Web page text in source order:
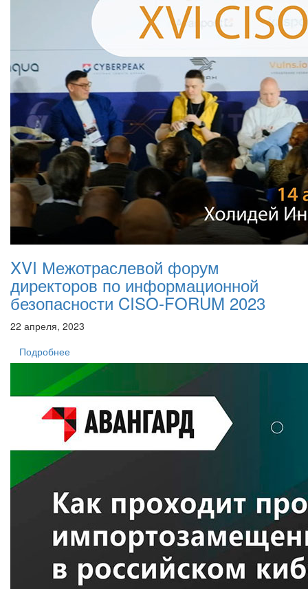
XVI Межотраслевой форум
директоров по информационной
безопасности CISO-FORUM 2023
22 апреля, 2023
Подробнее